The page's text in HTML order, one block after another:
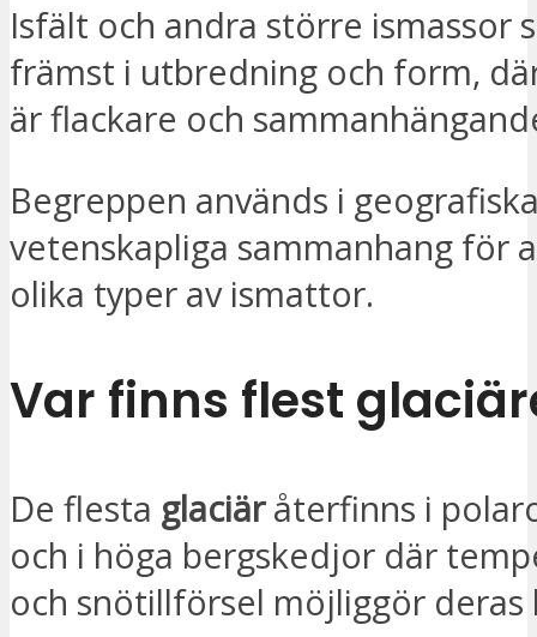
Isfält och andra större ismassor
främst i utbredning och form,
är flackare och
Begreppen används i
vetenskapliga sammanhang för
olika typer av ismattor.
Var finns flest
De flesta glaciäråterfinns i
och i höga bergskedjor där
och snötillförsel möjliggör deras